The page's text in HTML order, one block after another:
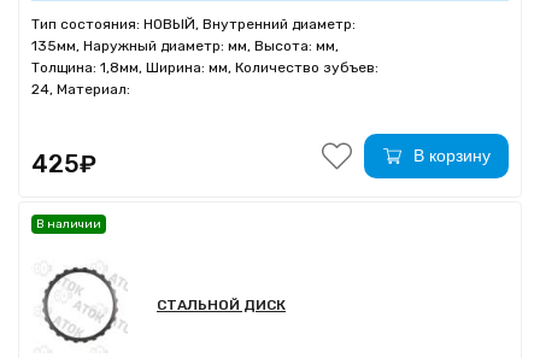
Тип состояния: НОВЫЙ, Внутренний диаметр:
135мм, Наружный диаметр: мм, Высота: мм,
Толщина: 1,8мм, Ширина: мм, Количество зубъев:
24, Материал:
425₽ В корзину
СТАЛЬНОЙ ДИСК
В наличии